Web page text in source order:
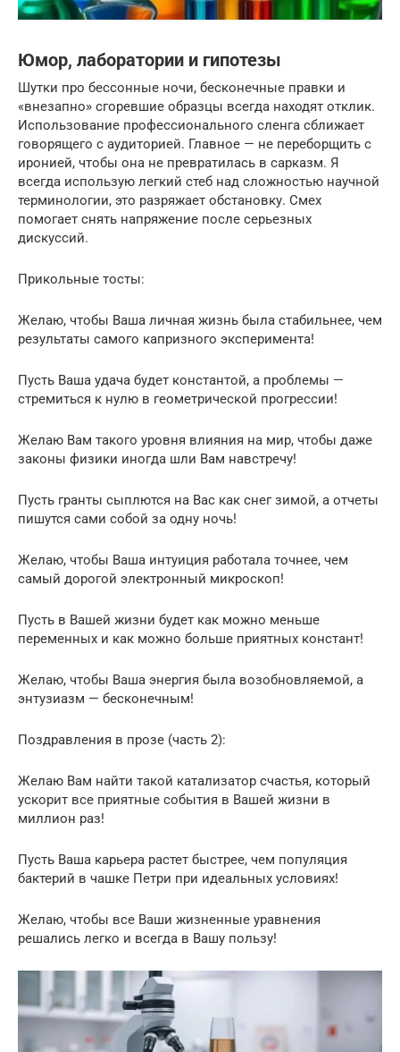
Юмор, лаборатории и гипотезы
Шутки про бессонные ночи, бесконечные правки и
«внезапно» сгоревшие образцы всегда находят отклик.
Использование профессионального сленга сближает
говорящего с аудиторией. Главное — не переборщить с
иронией, чтобы она не превратилась в сарказм. Я
всегда использую легкий стеб над сложностью научной
терминологии, это разряжает обстановку. Смех
помогает снять напряжение после серьезных
дискуссий.
Прикольные тосты:
Желаю, чтобы Ваша личная жизнь была стабильнее, чем
результаты самого капризного эксперимента!
Пусть Ваша удача будет константой, а проблемы —
стремиться к нулю в геометрической прогрессии!
Желаю Вам такого уровня влияния на мир, чтобы даже
законы физики иногда шли Вам навстречу!
Пусть гранты сыплются на Вас как снег зимой, а отчеты
пишутся сами собой за одну ночь!
Желаю, чтобы Ваша интуиция работала точнее, чем
самый дорогой электронный микроскоп!
Пусть в Вашей жизни будет как можно меньше
переменных и как можно больше приятных констант!
Желаю, чтобы Ваша энергия была возобновляемой, а
энтузиазм — бесконечным!
Поздравления в прозе (часть 2):
Желаю Вам найти такой катализатор счастья, который
ускорит все приятные события в Вашей жизни в
миллион раз!
Пусть Ваша карьера растет быстрее, чем популяция
бактерий в чашке Петри при идеальных условиях!
Желаю, чтобы все Ваши жизненные уравнения
решались легко и всегда в Вашу пользу!